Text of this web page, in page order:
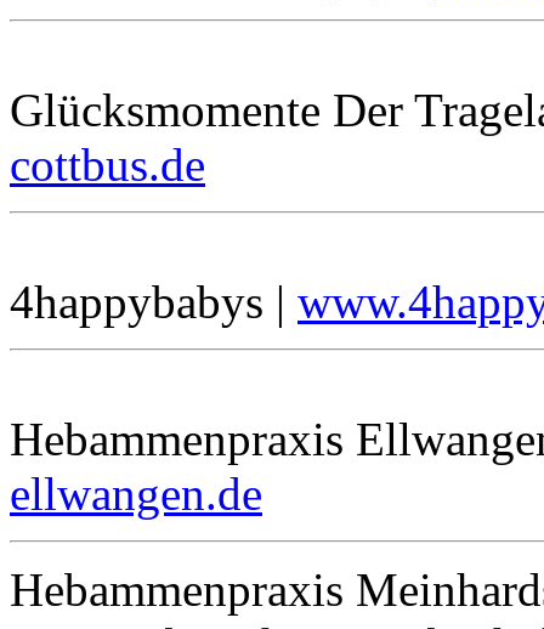
Glücksmomente Der
cottbus.de
4happybabys |
Hebammenpraxis
ellwangen.de
Hebammenpraxis